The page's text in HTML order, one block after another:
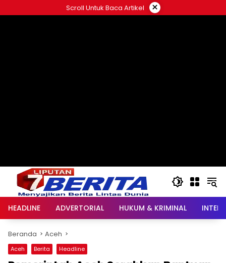
ke
Scroll Untuk Baca Artikel ×
HEADLINE ADVERTORIAL HUKUM & KRIMINAL
Beranda Aceh
Aceh Berita Headline